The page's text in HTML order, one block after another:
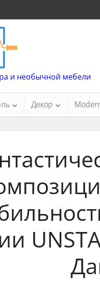
и необычной мебели
Декор